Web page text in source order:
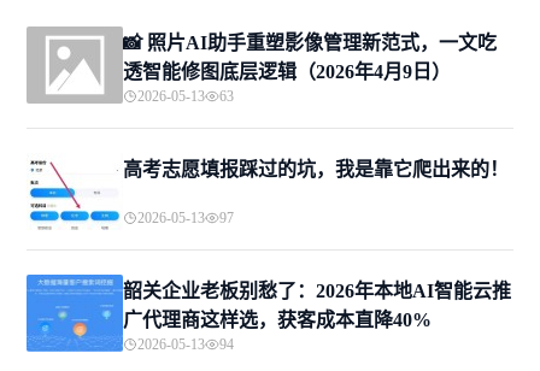
📸 照片AI助手重塑影像管理新范式，一文吃
透智能修图底层逻辑（2026年4月9日）
2026-05-13 63
高考志愿填报踩过的坑，我是靠它爬出来的！
2026-05-13 97
韶关企业老板别愁了：2026年本地AI智能云推
广代理商这样选，获客成本直降40%
2026-05-13 94